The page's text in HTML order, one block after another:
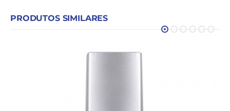
PRODUTOS SIMILARES